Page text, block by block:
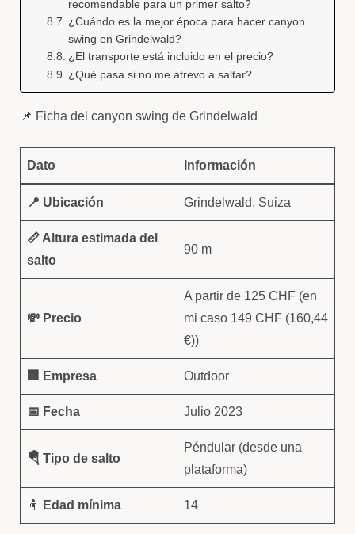
recomendable para un primer salto?
¿Cuándo es la mejor época para hacer canyon
swing en Grindelwald?
¿El transporte está incluido en el precio?
¿Qué pasa si no me atrevo a saltar?
📌 Ficha del canyon swing de Grindelwald
Dato Información
📍 Ubicación Grindelwald, Suiza
📏 Altura estimada del
salto
90 m
💸 Precio
A partir de 125 CHF (en
mi caso 149 CHF (160,44
€))
🏢 Empresa Outdoor
📅 Fecha Julio 2023
🪂 Tipo de salto
Péndular (desde una
plataforma)
🧍 Edad mínima 14